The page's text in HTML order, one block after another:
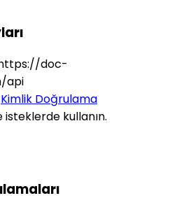
doc-
api
Kimlik Doğrulama
kullanın.